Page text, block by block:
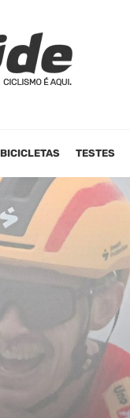
BICICLETAS TESTES